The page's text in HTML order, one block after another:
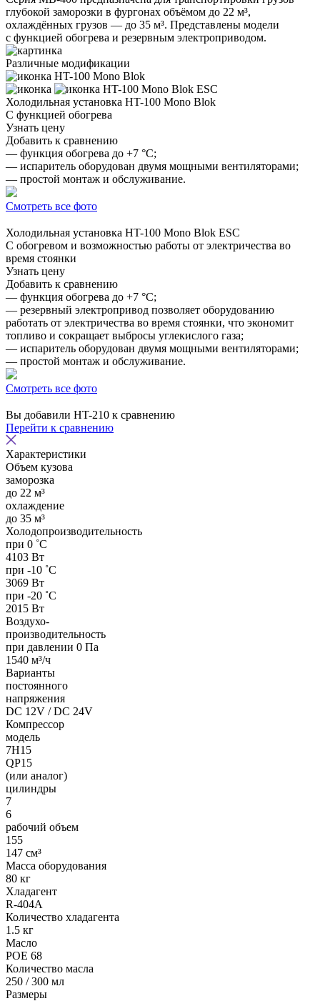
глубокой заморозки в фургонах объёмом до 22 м³,
охлаждённых грузов — до 35 м³. Представлены модели
с функцией обогрева и резервным электроприводом.
Различные модификации
HT-100 Mono Blok
HT-100 Mono Blok ESC
Холодильная установка HT-100 Mono Blok
С функцией обогрева
Узнать цену
Добавить к сравнению
— функция обогрева до +7 °C;
— испаритель оборудован двумя мощными вентиляторами;
— простой монтаж и обслуживание.
Смотреть все фото
Холодильная установка HT-100 Mono Blok ESC
С обогревом и возможностью работы от электричества во
время стоянки
Узнать цену
Добавить к сравнению
— функция обогрева до +7 °C;
— резервный электропривод позволяет оборудованию
работать от электричества во время стоянки, что экономит
топливо и сокращает выбросы углекислого газа;
— испаритель оборудован двумя мощными вентиляторами;
— простой монтаж и обслуживание.
Смотреть все фото
Вы добавили HT-210 к сравнению
Перейти к сравнению
Характеристики
Объем кузова
заморозка
до 22 м³
охлаждение
до 35 м³
Холодопроизводительность
при 0 ˚С
4103 Вт
при -10 ˚С
3069 Вт
при -20 ˚С
2015 Вт
Воздухо-
производительность
при давлении 0 Па
1540 м³/ч
Варианты
постоянного
напряжения
DC 12V / DC 24V
Компрессор
модель
7H15
QP15
(или аналог)
цилиндры
7
6
рабочий объем
155
147 см³
Масса оборудования
80 кг
Хладагент
R-404A
Количество хладагента
1.5 кг
Масло
POE 68
Количество масла
250 / 300 мл
Размеры